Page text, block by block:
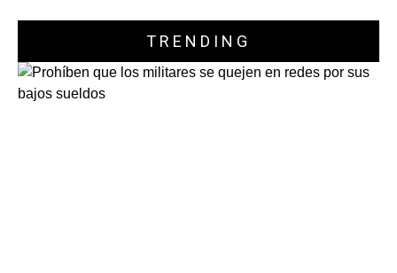
TRENDING